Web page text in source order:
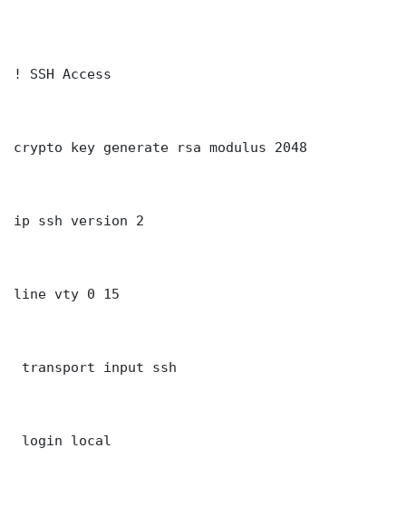
! SSH Access
crypto key generate rsa modulus 2048
ip ssh version 2
line vty 0 15
transport input ssh
login local